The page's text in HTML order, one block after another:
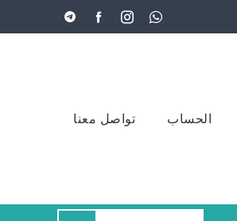
الحساب تواصل معنا